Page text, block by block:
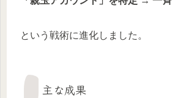
という戦術に進化しました。
主な成果